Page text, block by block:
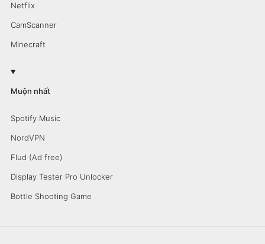
Netflix
CamScanner
Minecraft
Muộn nhất
Spotify Music
NordVPN
Flud (Ad free)
Display Tester Pro Unlocker
Bottle Shooting Game